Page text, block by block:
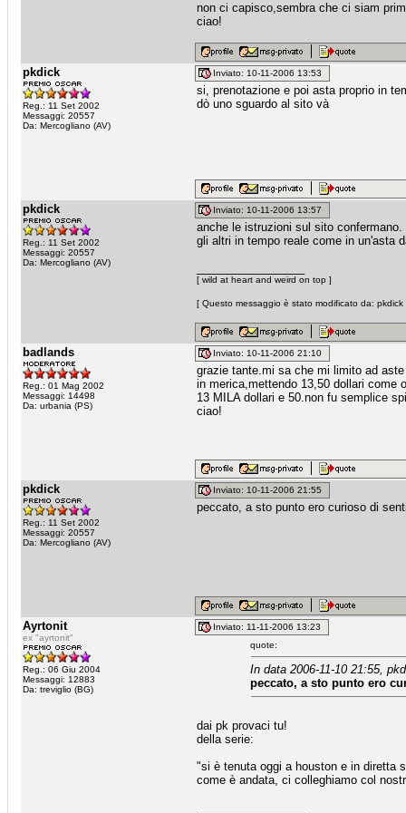
non ci capisco,sembra che ci siam
ciao!
pkdick
Reg.: 11 Set 2002
Messaggi: 20557
Da: Mercogliano (AV)
Inviato: 10-11-2006 13:53
si, prenotazione e poi asta proprio in
dò uno sguardo al sito và
pkdick
Reg.: 11 Set 2002
Messaggi: 20557
Da: Mercogliano (AV)
Inviato: 10-11-2006 13:57
anche le istruzioni sul sito
gli altri in tempo reale come in un'asta
[ wild at heart and weird on top ]
[ Questo messaggio è stato modificato da:
badlands
Reg.: 01 Mag 2002
Messaggi: 14498
Da: urbania (PS)
Inviato: 10-11-2006 21:10
grazie tante.mi sa che mi limito ad
in merica,mettendo 13,50 dollari come
13 MILA dollari e 50.non fu semplice
ciao!
pkdick
Reg.: 11 Set 2002
Messaggi: 20557
Da: Mercogliano (AV)
Inviato: 10-11-2006 21:55
peccato, a sto punto ero curioso di
Ayrtonit
ex "ayrtonit"
Reg.: 06 Giu 2004
Messaggi: 12883
Da: treviglio (BG)
Inviato: 11-11-2006 13:23
quote:
In data 2006-11-10 21:55,
peccato, a sto punto ero
dai pk provaci tu!
della serie:
"si è tenuta oggi a houston e in diretta
come è andata, ci colleghiamo col